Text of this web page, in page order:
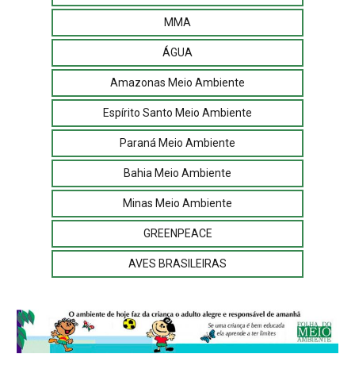
MMA
ÁGUA
Amazonas Meio Ambiente
Espírito Santo Meio Ambiente
Paraná Meio Ambiente
Bahia Meio Ambiente
Minas Meio Ambiente
GREENPEACE
AVES BRASILEIRAS